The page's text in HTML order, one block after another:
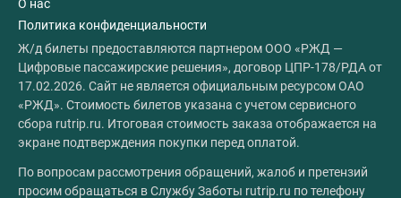
О нас
Политика конфиденциальности
Ж/д билеты предоставляются партнером ООО «РЖД —
Цифровые пассажирские решения», договор ЦПР-178/РДА от
17.02.2026. Сайт не является официальным ресурсом ОАО
«РЖД». Стоимость билетов указана с учетом сервисного
сбора rutrip.ru. Итоговая стоимость заказа отображается на
экране подтверждения покупки перед оплатой.
По вопросам рассмотрения обращений, жалоб и претензий
просим обращаться в Службу Заботы rutrip.ru по телефону